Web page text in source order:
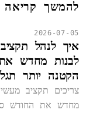
להמשך קריאה
2026-07-05
לבנות מחדש
הקטנה יותר
מחדש את החודש